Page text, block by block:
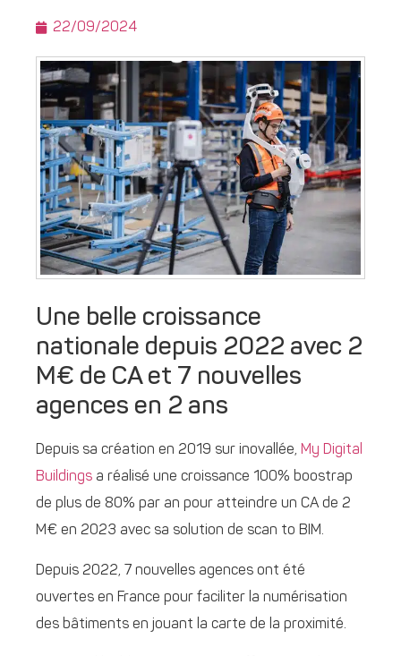
22/09/2024
Une belle croissance
nationale depuis 2022 avec 2
M€ de CA et 7 nouvelles
agences en 2 ans
Depuis sa création en 2019 sur inovallée, My Digital
Buildings a réalisé une croissance 100% boostrap
de plus de 80% par an pour atteindre un CA de 2
M€ en 2023 avec sa solution de scan to BIM.
Depuis 2022, 7 nouvelles agences ont été
ouvertes en France pour faciliter la numérisation
des bâtiments en jouant la carte de la proximité.